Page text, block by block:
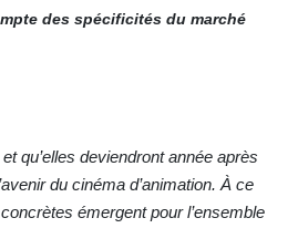
des spécificités du marché
qu’elles deviendront année après
du cinéma d’animation. À ce
émergent pour l’ensemble